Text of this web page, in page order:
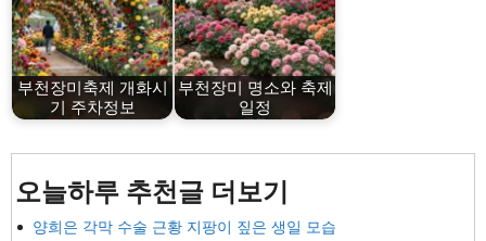
부천장미축제 개화시
기 주차정보
부천장미 명소와 축제
일정
오늘하루 추천글 더보기
양희은 각막 수술 근황 지팡이 짚은 생일 모습